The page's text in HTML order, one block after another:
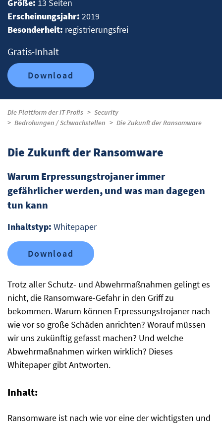
Größe: 13 Seiten
Erscheinungsjahr: 2019
Besonderheit: registrierungsfrei
Gratis-Inhalt
Download
Die Plattform der IT-Profis
Security
Bedrohungen / Schwachstellen
Die Zukunft der Ransomware
Trotz aller Schutz- und Abwehrmaßnahmen gelingt es
nicht, die Ransomware-Gefahr in den Griff zu
bekommen. Warum können Erpressungstrojaner nach
wie vor so große Schäden anrichten? Worauf müssen
wir uns zukünftig gefasst machen? Und welche
Abwehrmaßnahmen wirken wirklich? Dieses
Whitepaper gibt Antworten.
Inhalt:
Ransomware ist nach wie vor eine der wichtigsten und
Die Zukunft der Ransomware
Warum Erpressungstrojaner immer
gefährlicher werden, und was man dagegen
tun kann
Inhaltstyp: Whitepaper
Download